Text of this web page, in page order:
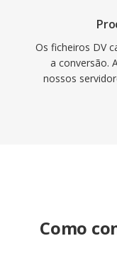
Os ficheiros DV
a conversão.
nossos
Como